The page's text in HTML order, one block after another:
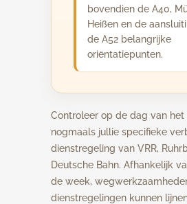
bovendien de A40,
Heißen en de
de A52 belangrijke
oriëntatiepunten.
Controleer op de dag van het
nogmaals jullie specifieke
dienstregeling van VRR,
Deutsche Bahn. Afhankelijk
de week,
dienstregelingen kunnen